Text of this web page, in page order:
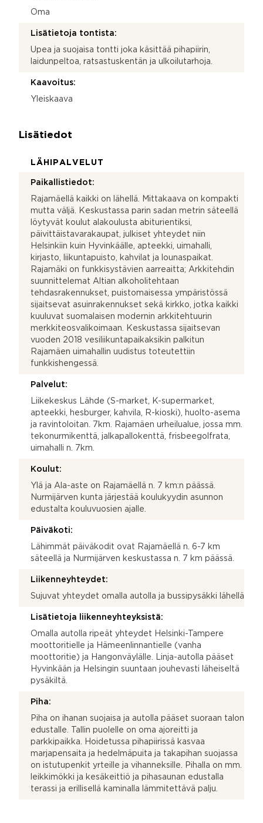
Oma
Lisätietoja tontista:
Upea ja suojaisa tontti joka käsittää pihapiirin,
laidunpeltoa, ratsastuskentän ja ulkoilutarhoja.
Kaavoitus:
Yleiskaava
Lisätiedot
LÄHIPALVELUT
Paikallistiedot:
Rajamäellä kaikki on lähellä. Mittakaava on kompakti
mutta väljä. Keskustassa parin sadan metrin säteellä
löytyvät koulut alakoulusta abiturientiksi,
päivittäistavarakaupat, julkiset yhteydet niin
Helsinkiin kuin Hyvinkäälle, apteekki, uimahalli,
kirjasto, liikuntapuisto, kahvilat ja lounaspaikat.
Rajamäki on funkkisystävien aarreaitta; Arkkitehdin
suunnittelemat Altian alkoholitehtaan
tehdasrakennukset, puistomaisessa ympäristössä
sijaitsevat asuinrakennukset sekä kirkko, jotka kaikki
kuuluvat suomalaisen modernin arkkitehtuurin
merkkiteosvalikoimaan. Keskustassa sijaitsevan
vuoden 2018 vesiliikuntapaikaksikin palkitun
Rajamäen uimahallin uudistus toteutettiin
funkkishengessä.
Palvelut:
Liikekeskus Lähde (S-market, K-supermarket,
apteekki, hesburger, kahvila, R-kioski), huolto-asema
ja ravintoloitan. 7km. Rajamäen urheilualue, jossa mm.
tekonurmikenttä, jalkapallokenttä, frisbeegolfrata,
uimahalli n. 7km.
Koulut:
Ylä ja Ala-aste on Rajamäellä n. 7 km:n päässä.
Nurmijärven kunta järjestää koulukyydin asunnon
edustalta kouluvuosien ajalle.
Päiväkoti:
Lähimmät päiväkodit ovat Rajamäellä n. 6-7 km
säteellä ja Nurmijärven keskustassa n. 7 km päässä.
Liikenneyhteydet:
Sujuvat yhteydet omalla autolla ja bussipysäkki lähellä
Lisätietoja liikenneyhteyksistä:
Omalla autolla ripeät yhteydet Helsinki-Tampere
moottoritielle ja Hämeenlinnantielle (vanha
moottoritie) ja Hangonväylälle. Linja-autolla pääset
Hyvinkään ja Helsingin suuntaan jouhevasti läheiseltä
pysäkiltä.
Piha:
Piha on ihanan suojaisa ja autolla pääset suoraan talon
edustalle. Tallin puolelle on oma ajoreitti ja
parkkipaikka. Hoidetussa pihapiirissä kasvaa
marjapensaita ja hedelmäpuita ja takapihan suojassa
on istutupenkit yrteille ja vihanneksille. Pihalla on mm.
leikkimökki ja kesäkeittiö ja pihasaunan edustalla
terassi ja erillisellä kaminalla lämmitettävä palju.